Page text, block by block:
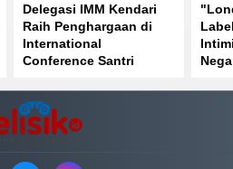
Delegasi IMM Kendari
Raih Penghargaan di
International
Conference Santri